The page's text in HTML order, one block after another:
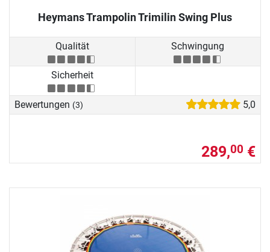
Heymans Trampolin Trimilin Swing Plus
Qualität Schwingung
Sicherheit
Bewertungen (3) 5,0
289,00 €